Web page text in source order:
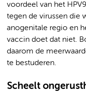
voordeel van het
tegen de virussen die
anogenitale regio en
vaccin doet dat niet.
daarom de
te bestuderen.
Scheelt